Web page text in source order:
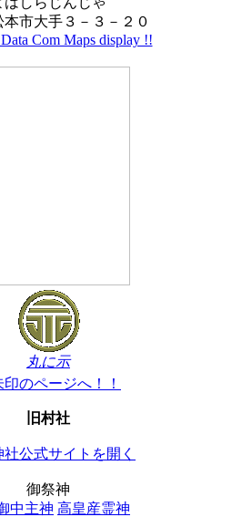
本市大手３－３－２０
丸に示
旧村社
社公式サイトを開く
御祭神
中主神 高皇産霊神